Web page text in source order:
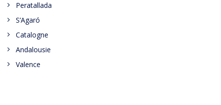
Peratallada
S’Agaró
Catalogne
Andalousie
Valence